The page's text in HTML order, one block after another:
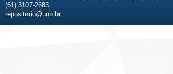
(61) 3107-2683
repositorio@unb.br